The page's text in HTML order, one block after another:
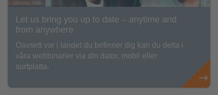
Let us bring you up to date – anytime and
from anywhere
Oavsett var i landet du befinner dig kan du delta i
våra webbinarier via din dator, mobil eller
surfplatta.